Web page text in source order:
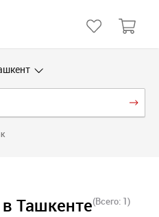
Ташкенте(Всего: 1)